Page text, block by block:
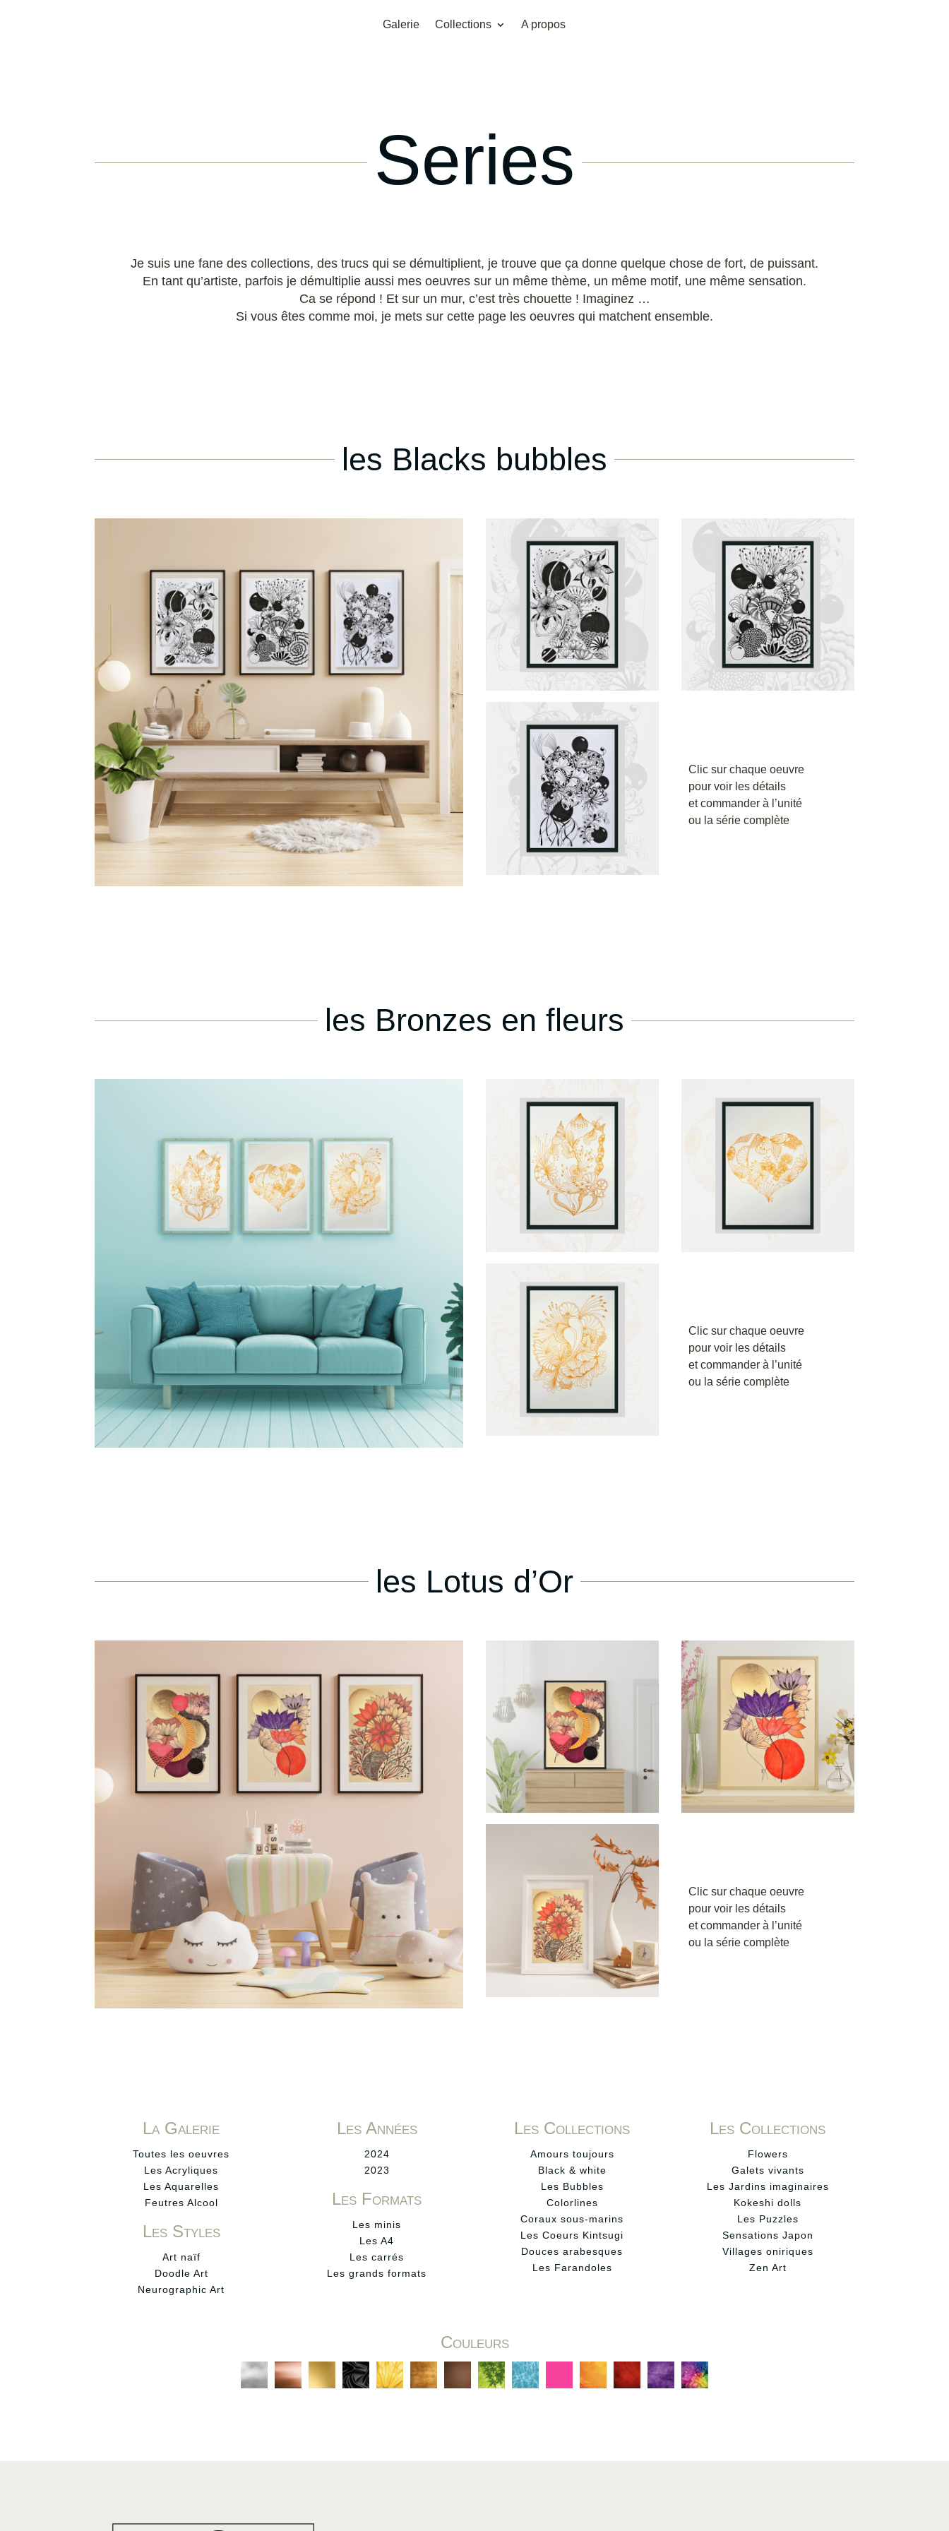
Galerie Collections A propos
Series
Je suis une fane des collections, des trucs qui se démultiplient, je trouve que ça donne quelque chose de fort, de puissant.
En tant qu’artiste, parfois je démultiplie aussi mes oeuvres sur un même thème, un même motif, une même sensation.
Ca se répond ! Et sur un mur, c’est très chouette ! Imaginez …
Si vous êtes comme moi, je mets sur cette page les oeuvres qui matchent ensemble.
les Blacks bubbles
Clic sur chaque oeuvre
pour voir les détails
et commander à l’unité
ou la série complète
les Bronzes en fleurs
Clic sur chaque oeuvre
pour voir les détails
et commander à l’unité
ou la série complète
les Lotus d’Or
Clic sur chaque oeuvre
pour voir les détails
et commander à l’unité
ou la série complète
La Galerie
Toutes les oeuvres
Les Acryliques
Les Aquarelles
Feutres Alcool
Les Styles
Art naïf
Doodle Art
Neurographic Art
Les Années
2024
2023
Les Formats
Les minis
Les A4
Les carrés
Les grands formats
Les Collections
Amours toujours
Black & white
Les Bubbles
Colorlines
Coraux sous-marins
Les Coeurs Kintsugi
Douces arabesques
Les Farandoles
Les Collections
Flowers
Galets vivants
Les Jardins imaginaires
Kokeshi dolls
Les Puzzles
Sensations Japon
Villages oniriques
Zen Art
Couleurs
C C C C C C C C C C C